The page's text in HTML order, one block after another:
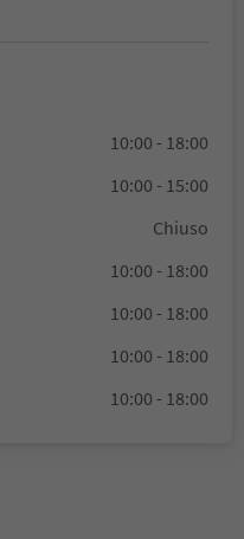
10:00 - 18:00
10:00 - 15:00
Chiuso
10:00 - 18:00
10:00 - 18:00
10:00 - 18:00
10:00 - 18:00